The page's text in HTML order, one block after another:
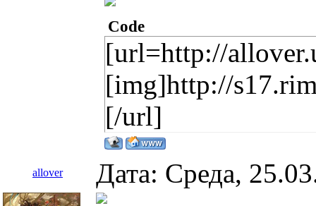
Code
[url=http://
[img]http://
[/url]
allover Дата: Среда,